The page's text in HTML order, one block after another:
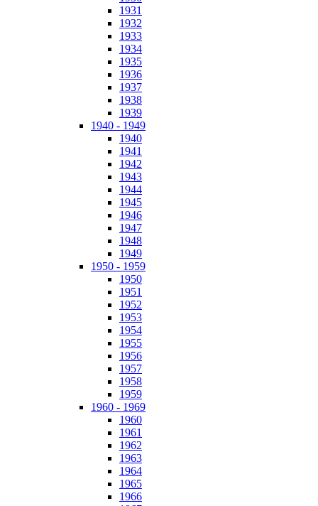
1931
1932
1933
1934
1935
1936
1937
1938
1939
1940 - 1949
1940
1941
1942
1943
1944
1945
1946
1947
1948
1949
1950 - 1959
1950
1951
1952
1953
1954
1955
1956
1957
1958
1959
1960 - 1969
1960
1961
1962
1963
1964
1965
1966